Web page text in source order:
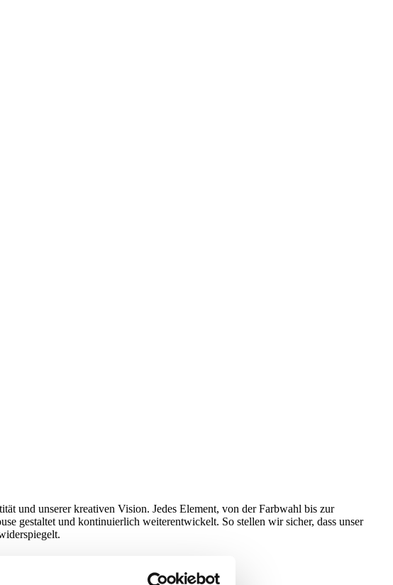
und unserer kreativen Vision. Jedes Element, von der Farbwahl bis zur
gestaltet und kontinuierlich weiterentwickelt. So stellen wir sicher, dass unser